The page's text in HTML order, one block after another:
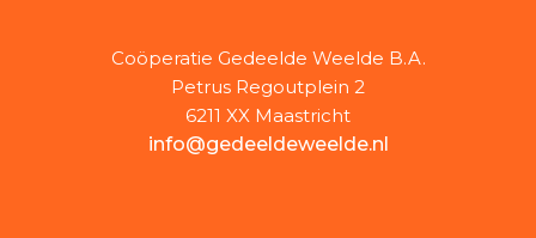
Coöperatie Gedeelde Weelde B.A.
Petrus Regoutplein 2
6211 XX Maastricht
info@gedeeldeweelde.nl